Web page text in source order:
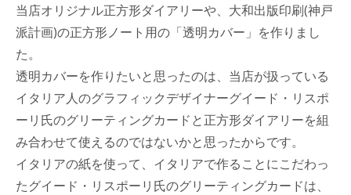
当店オリジナル正方形ダイアリーや、大和出版印刷(神戸
派計画)の正方形ノート用の「透明カバー」を作りまし
た。
透明カバーを作りたいと思ったのは、当店が扱っている
イタリア人のグラフィックデザイナーグイード・リスポ
ーリ氏のグリーティングカードと正方形ダイアリーを組
み合わせて使えるのではないかと思ったからです。
イタリアの紙を使って、イタリアで作ることにこだわっ
たグイード・リスポーリ氏のグリーティングカードは、